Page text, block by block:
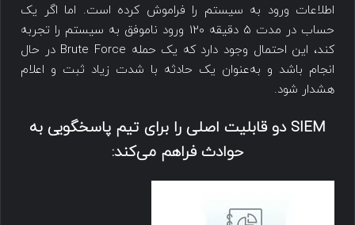
اطلاعات ورود به سیستم را فراموش کرده است. اما اگر یک
حساب در مدت 5 دقیقه 120 ورود ناموفق به سیستم را تجربه
کند، این احتمال وجود دارد که یک حمله Brute Force در حال
انجام باشد و به‌عنوان یک حادثه با شدت زیاد ثبت و اعلام
هشدار شود.
SIEM دو قابلیت اصلی را برای تیم پاسخگویی به
حوادث فراهم می‌کند: